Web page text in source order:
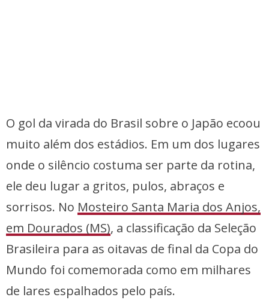
O gol da virada do Brasil sobre o Japão ecoou
muito além dos estádios. Em um dos lugares
onde o silêncio costuma ser parte da rotina,
ele deu lugar a gritos, pulos, abraços e
sorrisos. No Mosteiro Santa Maria dos Anjos,
em Dourados (MS), a classificação da Seleção
Brasileira para as oitavas de final da Copa do
Mundo foi comemorada como em milhares
de lares espalhados pelo país.